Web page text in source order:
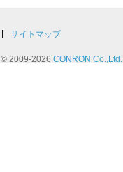
サイトマップ
© 2009-2026 CONRON Co.,Ltd.